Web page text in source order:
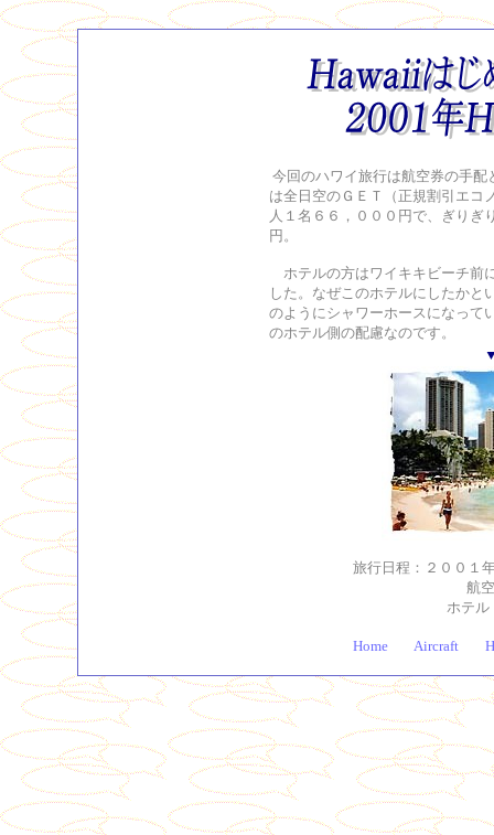
今回のハワイ旅行は航空券の手
は全日空のＧＥＴ（正規割引エコ
人１名６６，０００円で、ぎりぎ
円。
ホテルの方はワイキキビーチ前
した。なぜこのホテルにしたかと
のようにシャワーホースになって
のホテル側の配慮なのです。
旅行日程：２００１
航
ホテル
Home Aircraft